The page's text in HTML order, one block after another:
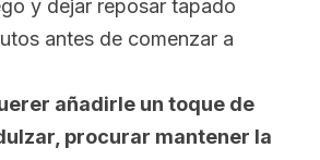
y dejar reposar tapado
antes de comenzar a
añadirle un toque de
procurar mantener la